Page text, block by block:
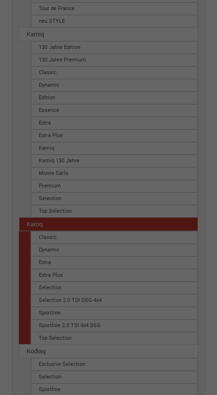
Tour de France
neu STYLE
Kamiq
130 Jahre Edition
130 Jahre Premium
Classic
Dynamic
Edition
Essence
Extra
Extra Plus
Kamiq
Kamiq 130 Jahre
Monte Carlo
Premium
Selection
Top Selection
Karoq
Classic
Dynamic
Extra
Extra Plus
Selection
Selection 2.0 TDI DSG 4x4
Sportline
Sportline 2.0 TSI 4x4 DSG
Top Selection
Kodiaq
Exclusive Selection
Selection
Sportline